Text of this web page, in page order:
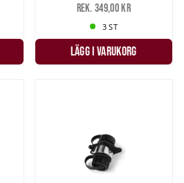
Rek. 349,00 kr
3 ST
LÄGG I VARUKORG